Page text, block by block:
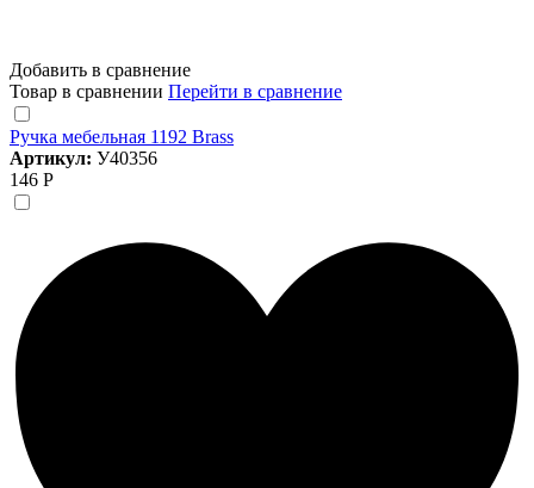
Добавить в сравнение
Товар в сравнении Перейти в сравнение
Ручка мебельная 1192 Brass
Артикул: У40356
146 Р